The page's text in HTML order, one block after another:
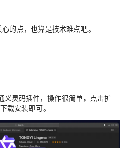
的点，也算是技术难点吧。
义灵码插件，操作很简单，点击扩
载安装即可。